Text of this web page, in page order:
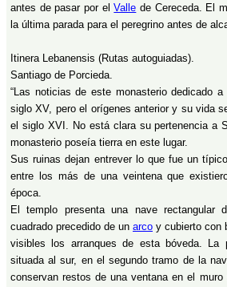
antes de pasar por elValle de Cereceda. El
la última parada para el peregrino antes de
Itinera Lebanensis (Rutas autoguiadas).
Santiago de Porcieda.
“Las noticias de este monasterio dedicado
siglo XV, pero el orígenes anterior y su vida
el siglo XVI. No está clara su pertenencia a
monasterio poseía tierra en este lugar.
Sus ruinas dejan entrever lo que fue un
entre los más de una veintena que
época.
El templo presenta una nave rectangular
cuadrado precedido de un arco y cubierto con
visibles los arranques de esta bóveda. La
situada al sur, en el segundo tramo de la
conservan restos de una ventana en el